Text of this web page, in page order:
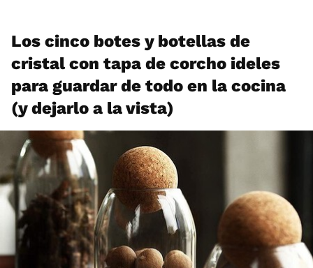
Los cinco botes y botellas de
cristal con tapa de corcho ideles
para guardar de todo en la cocina
(y dejarlo a la vista)